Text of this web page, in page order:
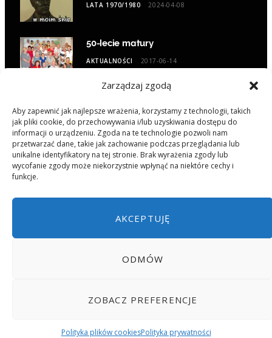
Zarządzaj zgodą
Aby zapewnić jak najlepsze wrażenia, korzystamy z technologii, takich
jak pliki cookie, do przechowywania i/lub uzyskiwania dostępu do
informacji o urządzeniu. Zgoda na te technologie pozwoli nam
przetwarzać dane, takie jak zachowanie podczas przeglądania lub
unikalne identyfikatory na tej stronie. Brak wyrażenia zgody lub
wycofanie zgody może niekorzystnie wpłynąć na niektóre cechy i
funkcje.
AKCEPTUJĘ
ODMÓW
ZOBACZ PREFERENCJE
Polityka plików cookiesPolityka prywatności
LATA 1970/1980 2024-04-08
50-lecie matury
AKTUALNOŚCI 2017-06-14
Widelskim, historia obozów
wędrownych w Kasprowiczu
opowiedziana słowami uczestników
LATA 1950/1960 2015-01-11
POLITYKA PLIKÓW COOKIES (EU)